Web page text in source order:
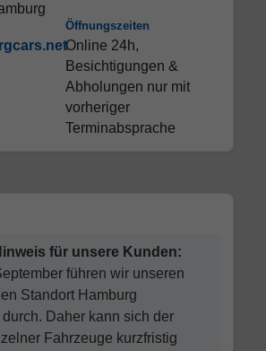
Öffnungszeiten
Online 24h,
Besichtigungen &
Abholungen nur mit
vorheriger
Terminabsprache
für unsere Kunden:
führen wir unseren
Standort Hamburg
Daher kann sich der
Fahrzeuge kurzfristig